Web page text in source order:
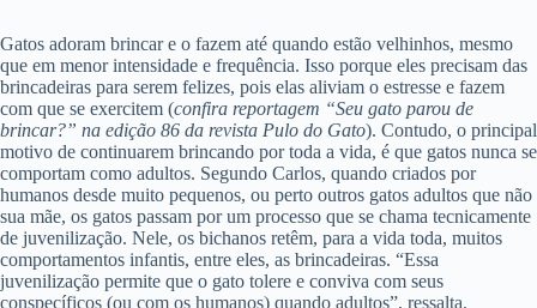
Gatos adoram brincar e o fazem até quando estão velhinhos, mesmo
que em menor intensidade e frequência. Isso porque eles precisam das
brincadeiras para serem felizes, pois elas aliviam o estresse e fazem
com que se exercitem (confira reportagem “Seu gato parou de
brincar?” na edição 86 da revista Pulo do Gato). Contudo, o principal
motivo de continuarem brincando por toda a vida, é que gatos nunca se
comportam como adultos. Segundo Carlos, quando criados por
humanos desde muito pequenos, ou perto outros gatos adultos que não
sua mãe, os gatos passam por um processo que se chama tecnicamente
de juvenilização. Nele, os bichanos retêm, para a vida toda, muitos
comportamentos infantis, entre eles, as brincadeiras. “Essa
juvenilização permite que o gato tolere e conviva com seus
conspecíficos (ou com os humanos) quando adultos”, ressalta.